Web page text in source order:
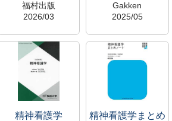
福村出版
2026/03
0111510
新着図書コーナー
所蔵中
広尾館
Gakken
2025/05
1003557
鷹野研究室（428研
究室）
広尾研究室
精神看護学
精神看護学まとめ